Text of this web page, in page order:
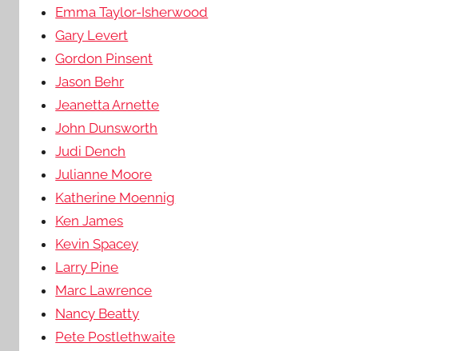
Emma Taylor-Isherwood
Gary Levert
Gordon Pinsent
Jason Behr
Jeanetta Arnette
John Dunsworth
Judi Dench
Julianne Moore
Katherine Moennig
Ken James
Kevin Spacey
Larry Pine
Marc Lawrence
Nancy Beatty
Pete Postlethwaite